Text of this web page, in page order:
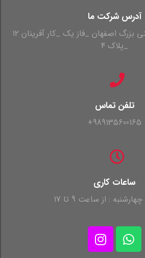
آدرس شرکت ما
اصفهان _ شهرک صنعتی بزرگ اصفهان _فاز یک _کار آفرینان ۱۲
_پلاک ۴
تلفن تماس
989135600165+
ساعات کاری
: از ساعت 9 تا 17